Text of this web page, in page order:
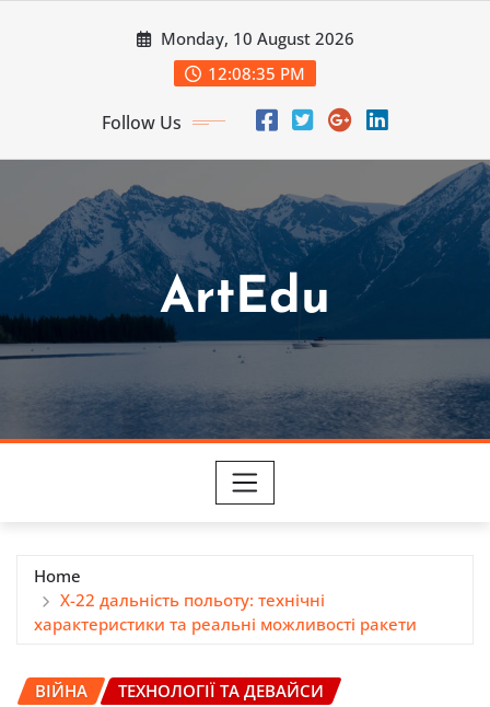
Monday, 10 August 2026
12:08:37 PM
Follow Us
ArtEdu
Home
Х-22 дальність польоту: технічні
характеристики та реальні можливості ракети
ВІЙНА ТЕХНОЛОГІЇ ТА ДЕВАЙСИ